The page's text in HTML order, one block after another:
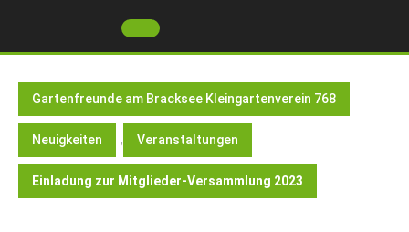
Open
Button
Gartenfreunde am Bracksee Kleingartenverein 768
Neuigkeiten , Veranstaltungen
Einladung zur Mitglieder-Versammlung 2023